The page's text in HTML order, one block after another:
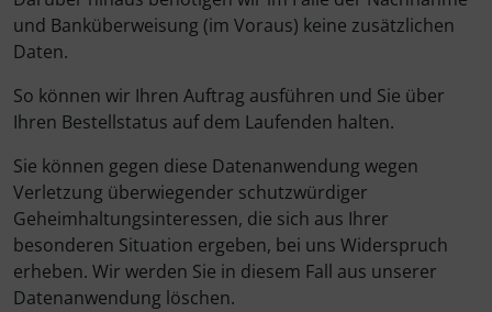
und Banküberweisung (im Voraus) keine zusätzlichen
Daten.
So können wir Ihren Auftrag ausführen und Sie über
Ihren Bestellstatus auf dem Laufenden halten.
Sie können gegen diese Datenanwendung wegen
Verletzung überwiegender schutzwürdiger
Geheimhaltungsinteressen, die sich aus Ihrer
besonderen Situation ergeben, bei uns Widerspruch
erheben. Wir werden Sie in diesem Fall aus unserer
Datenanwendung löschen.